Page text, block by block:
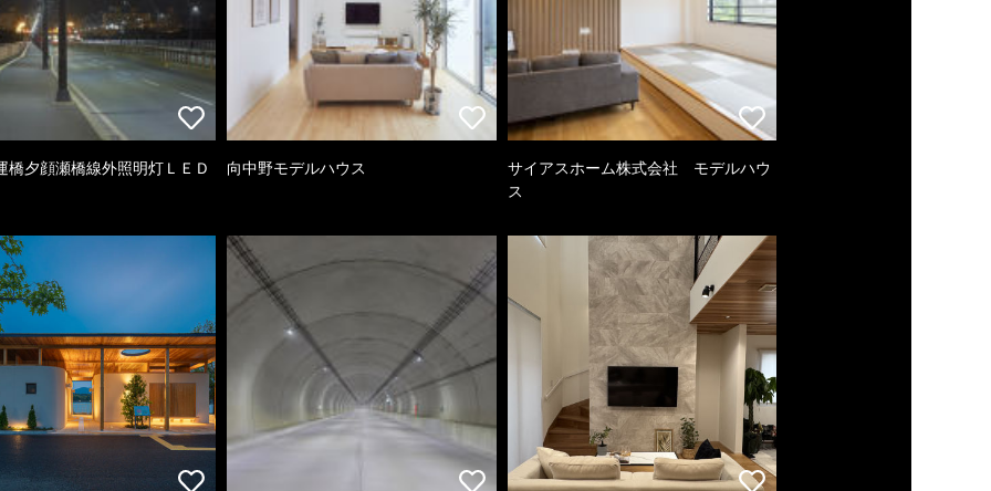
橋夕顔瀬橋線外照明灯ＬＥＤ 向中野モデルハウス
サイアスホーム株式会社 モデルハウ
ス